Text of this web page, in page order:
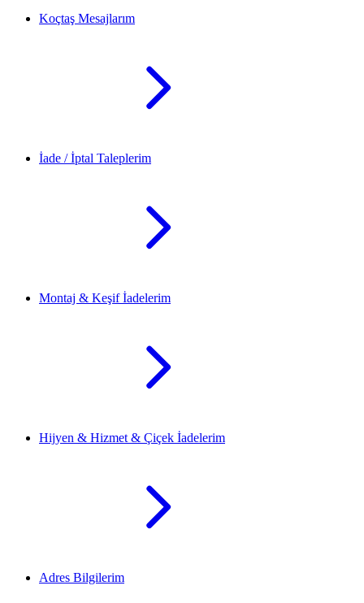
Koçtaş Mesajlarım
İade / İptal Taleplerim
Montaj & Keşif İadelerim
Hijyen & Hizmet & Çiçek İadelerim
Adres Bilgilerim